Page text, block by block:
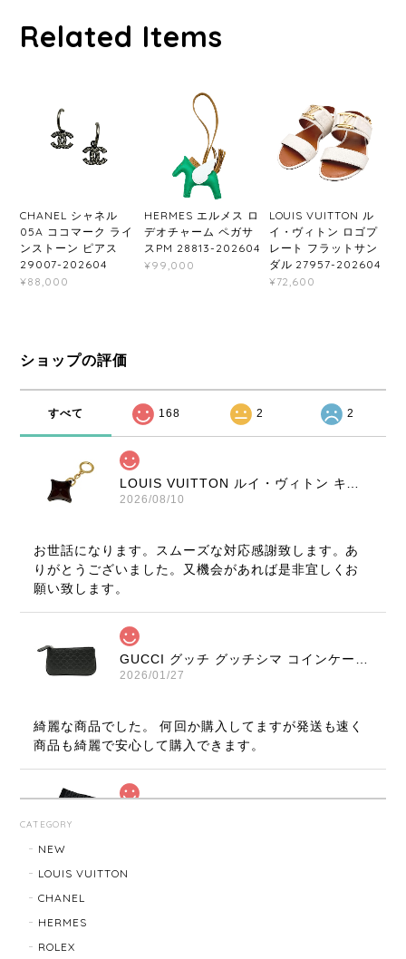
Related Items
CHANEL シャネル
05A ココマーク ライ
ンストーン ピアス
29007-202604
¥88,000
HERMES エルメス ロ
デオチャーム ペガサ
スPM 28813-202604
¥99,000
LOUIS VUITTON ル
イ・ヴィトン ロゴプ
レート フラットサン
ダル 27957-202604
¥72,600
ショップの評価
すべて 168 2 2
2026/08/10
お世話になります。スムーズな対応感謝致します。あ
りがとうございました。又機会があれば是非宜しくお
願い致します。
2026/01/27
綺麗な商品でした。 何回か購入してますが発送も速く
商品も綺麗で安心して購入できます。
ち過ぎずよく見るとFENDIなのが良いです、まだまだ
寒いのでたくさん使います。
CATEGORY
NEW
LOUIS VUITTON
CHANEL
HERMES
ROLEX